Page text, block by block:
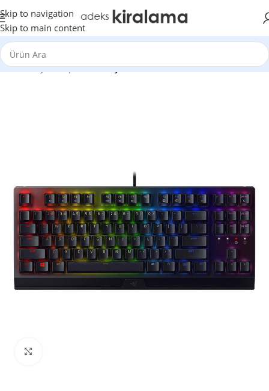
Skip to navigation
Skip to main content
Ana Sayfa Ekipman Klavye